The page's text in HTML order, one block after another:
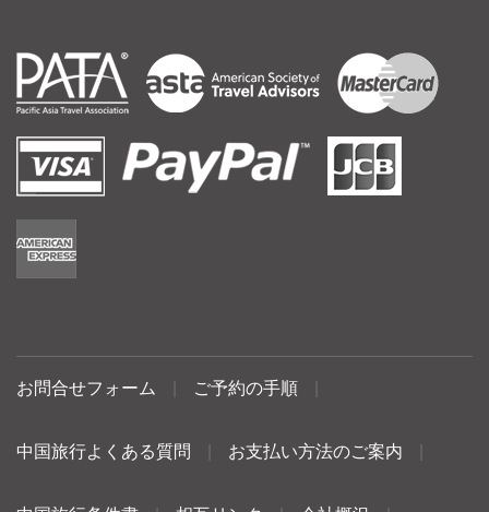
お問合せフォーム ご予約の手順
中国旅行よくある質問 お支払い方法のご案内